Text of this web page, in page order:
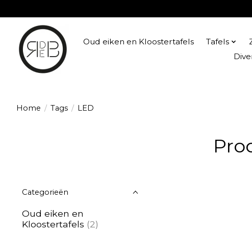
Oud eiken en Kloostertafels Tafels
Home / Tags / LED
Categorieën
Oud eiken en
Kloostertafels (2)